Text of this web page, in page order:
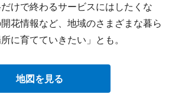
けで終わるサービスにはしたくな
花情報など、地域のさまざまな暮ら
に育てていきたい」とも。
地図を見る